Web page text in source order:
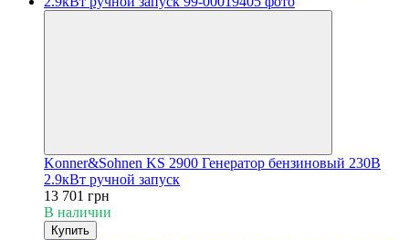
Konner&Sohnen KS 2900 Генератор бензиновый 230В
2.9кВт ручной запуск
13 701 грн
В наличии
Купить